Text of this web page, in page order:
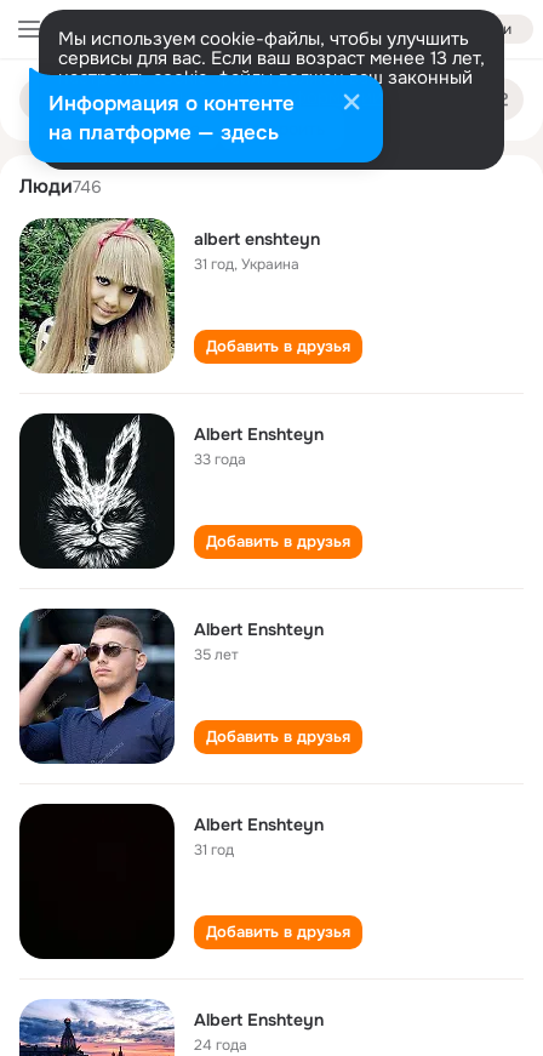
Войти
Мы используем cookie-файлы, чтобы улучшить
сервисы для вас. Если ваш возраст менее 13 лет,
настроить cookie-файлы должен ваш законный
представитель. Больше информации
Разрешить все Настроить
Поиск
людям
albert enshteyn
Люди746
albert enshteyn
31 год,Украина
Добавить в друзья
Albert Enshteyn
33 года
Добавить в друзья
Albert Enshteyn
35 лет
Добавить в друзья
Albert Enshteyn
31 год
Добавить в друзья
Albert Enshteyn
24 года
Информация о контенте
на платформе — здесь